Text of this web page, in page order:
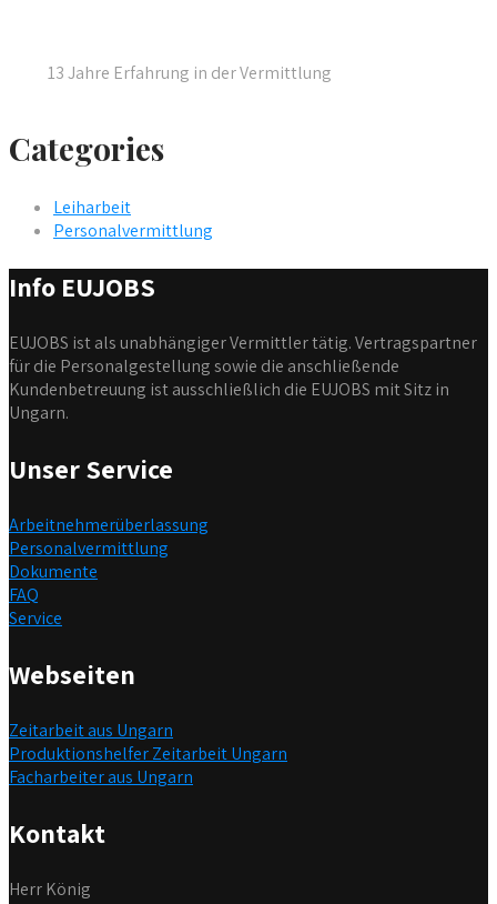
13 Jahre Erfahrung in der Vermittlung
Categories
Leiharbeit
Personalvermittlung
Info EUJOBS
EUJOBS ist als unabhängiger Vermittler tätig. Vertragspartner
für die Personalgestellung sowie die anschließende
Kundenbetreuung ist ausschließlich die EUJOBS mit Sitz in
Ungarn.
Unser Service
Arbeitnehmerüberlassung
Personalvermittlung
Dokumente
FAQ
Service
Webseiten
Zeitarbeit aus Ungarn
Produktionshelfer Zeitarbeit Ungarn
Facharbeiter aus Ungarn
Kontakt
Herr König